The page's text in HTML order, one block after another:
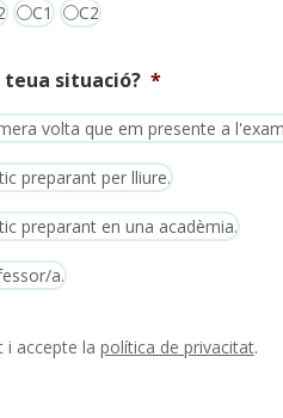
C1 C2
teua situació? *
volta que em presente a
preparant per lliure.
preparant en una acadèmia.
a.
i accepte la política de privacitat.